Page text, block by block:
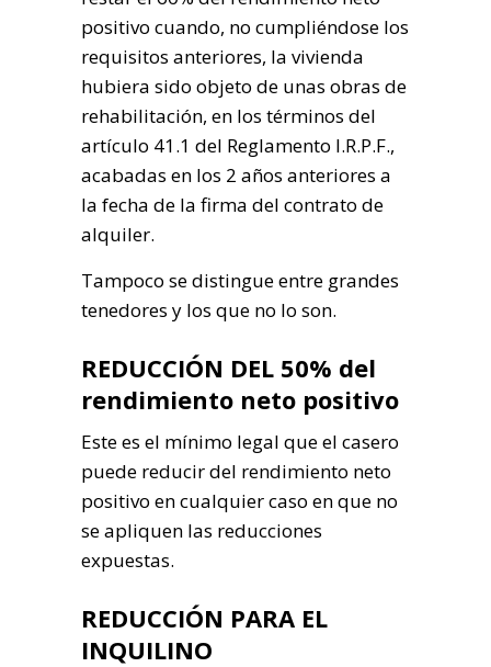
positivo cuando, no cumpliéndose los
requisitos anteriores, la vivienda
hubiera sido objeto de unas obras de
rehabilitación, en los términos del
artículo 41.1 del Reglamento I.R.P.F.,
acabadas en los 2 años anteriores a
la fecha de la firma del contrato de
alquiler.
Tampoco se distingue entre grandes
tenedores y los que no lo son.
REDUCCIÓN DEL 50% del
rendimiento neto positivo
Este es el mínimo legal que el casero
puede reducir del rendimiento neto
positivo en cualquier caso en que no
se apliquen las reducciones
expuestas.
REDUCCIÓN PARA EL
INQUILINO